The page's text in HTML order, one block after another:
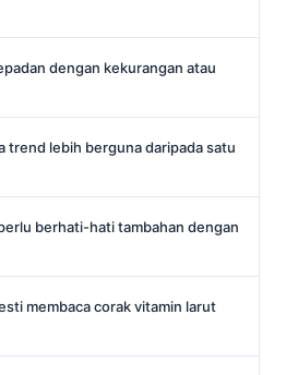
dengan kekurangan atau
trend lebih berguna daripada satu
berhati-hati tambahan dengan
membaca corak vitamin larut